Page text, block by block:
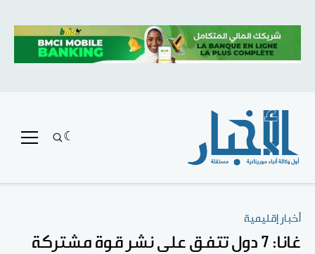
أخبار إقليمية
غانا: 7 دول تتفق على نشر قوة مشتركة